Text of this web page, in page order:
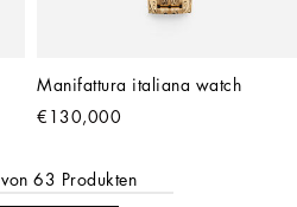
Manifattura italiana watch
€130,000
von63 Produkten